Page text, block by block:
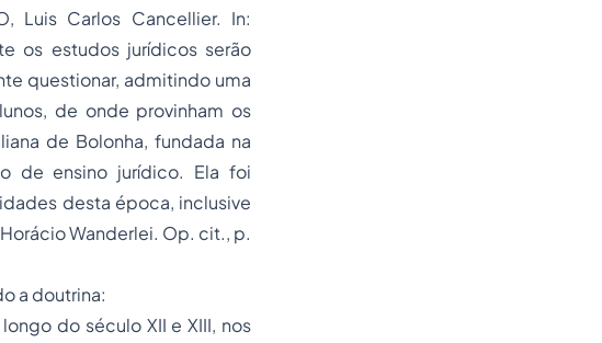
Luis Carlos Cancellier. In:
os estudos jurídicos serão
questionar, admitindo uma
de onde provinham os
de Bolonha, fundada na
de ensino jurídico. Ela foi
desta época, inclusive
Horácio Wanderlei. Op. cit., p.
a doutrina:
do século XII e XIII, nos